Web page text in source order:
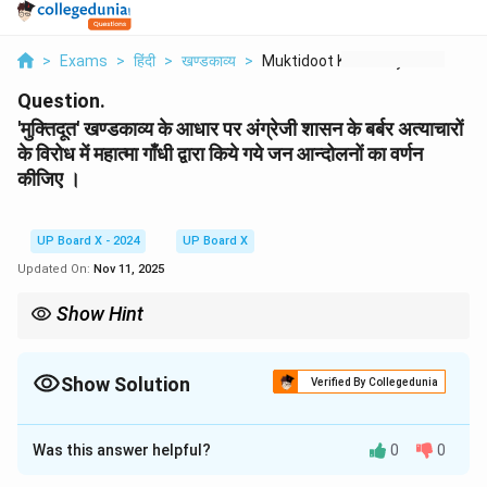
> Exams > हिंदी > खण्डकाव्य > Muktidoot Khndkavy K...
Question.
'मुक्तिदूत' खण्डकाव्य के आधार पर अंग्रेजी शासन के बर्बर अत्याचारों
के विरोध में महात्मा गाँधी द्वारा किये गये जन आन्दोलनों का वर्णन
कीजिए ।
UP Board X - 2024
UP Board X
Updated On: Nov 11, 2025
Show Hint
आपके उत्तर को तथ्यात्मक और प्रभावशाली बनाता है।
Show Solution Verified By Collegedunia
Solution and Explanation
'मुक्तिदूत' खण्डकाव्य में महात्मा गाँधी द्वारा अंग्रेजी शासन के अत्याचारों
Was this answer helpful? 0 0